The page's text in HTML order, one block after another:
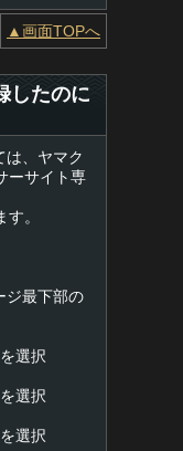
▲画面TOPへ
したのに
、ヤマク
ーサイト専
。
ジ最下部の
選択
選択
選択